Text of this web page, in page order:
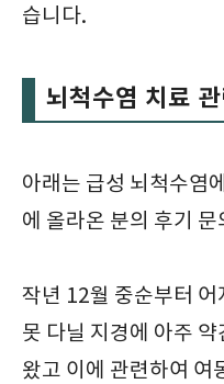
습니다.
뇌척수염 치료
아래는 급성 뇌척수염
에 올라온 분의 후기
작년 12월 중순부터
못 다닐 지경에 아주
왔고 이에 관련하여 여